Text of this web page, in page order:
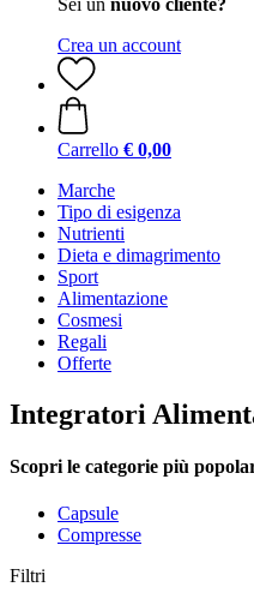
Sei un nuovo cliente?
Crea un account
Carrello € 0,00
Marche
Tipo di esigenza
Nutrienti
Dieta e dimagrimento
Sport
Alimentazione
Cosmesi
Regali
Offerte
Integratori
Scopri le categorie più
Capsule
Compresse
Filtri